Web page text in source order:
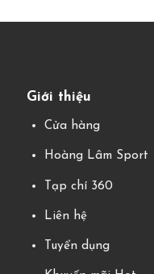
Giới thiệu
Cửa hàng
Hoàng Lâm Sport
Tạp chí 360
Liên hệ
Tuyển dụng